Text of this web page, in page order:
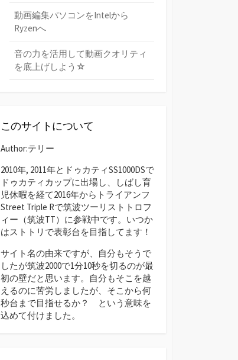
動画編集パソコンをIntelから
Ryzenへ
音の力を活用して動画クオリティ
を底上げしよう☆
このサイトについて
Author:テリー
2010年, 2011年とドゥカティSS1000DSで
ドゥカティカップに出場し、しばし育
児休暇を経て2016年からトライアンフ
Street Triple Rで筑波ツーリストトロフ
ィー（筑波TT）に参戦中です。いつか
はストトリで表彰台を目指してます！
サイト名の由来ですが、自分もそうで
したが筑波2000で1分10秒を切るのが最
初の壁だと思います。自分もそこを越
えるのに苦労しましたが、そこから何
秒台まで目指せるか？ という意味を
込めて付けました。